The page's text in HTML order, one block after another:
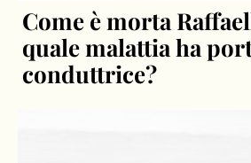
Come è morta
quale malattia ha
conduttrice?